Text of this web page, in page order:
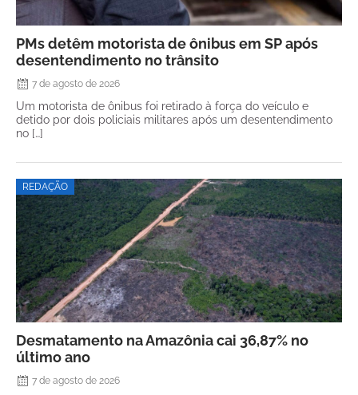
PMs detêm motorista de ônibus em SP após
desentendimento no trânsito
7 de agosto de 2026
Um motorista de ônibus foi retirado à força do veículo e
detido por dois policiais militares após um desentendimento
no […]
REDAÇÃO
Desmatamento na Amazônia cai 36,87% no
último ano
7 de agosto de 2026